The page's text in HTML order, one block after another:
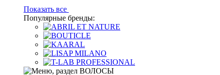
Показать все
Популярные бренды: